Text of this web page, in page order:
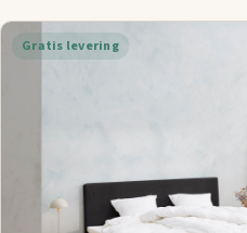
Gratis levering